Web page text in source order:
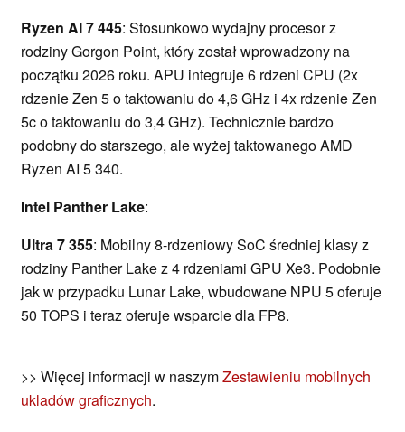
Ryzen AI 7 445: Stosunkowo wydajny procesor z
rodziny Gorgon Point, który został wprowadzony na
początku 2026 roku. APU integruje 6 rdzeni CPU (2x
rdzenie Zen 5 o taktowaniu do 4,6 GHz i 4x rdzenie Zen
5c o taktowaniu do 3,4 GHz). Technicznie bardzo
podobny do starszego, ale wyżej taktowanego AMD
Ryzen AI 5 340.
Intel Panther Lake:
Ultra 7 355: Mobilny 8-rdzeniowy SoC średniej klasy z
rodziny Panther Lake z 4 rdzeniami GPU Xe3. Podobnie
jak w przypadku Lunar Lake, wbudowane NPU 5 oferuje
50 TOPS i teraz oferuje wsparcie dla FP8.
>> Więcej informacji w naszymZestawieniu mobilnych
ukladów graficznych.